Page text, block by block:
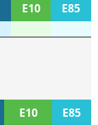
E10
E85
E10
E85